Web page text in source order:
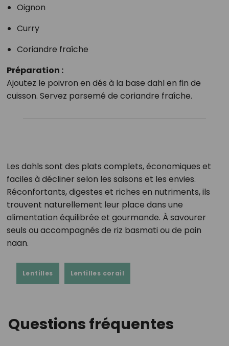
Oignon
Curry
Coriandre fraîche
Préparation :
Ajoutez le poivron en dés à la base dahl en fin de
cuisson. Servez parsemé de coriandre fraîche.
Les dahls sont des plats complets, économiques et
faciles à décliner selon les saisons et les envies.
Réconfortants, digestes et riches en nutriments, ils
trouvent naturellement leur place dans une
alimentation équilibrée et gourmande. À savourer
seuls ou accompagnés de riz basmati ou de pain
naan.
Lentilles Lentilles corail
Questions fréquentes